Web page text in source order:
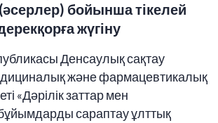
бойынша тікелей
жүгіну
Денсаулық сақтау
және фармацевтикалық
«Дәрілік заттар мен
сараптау ұлттық